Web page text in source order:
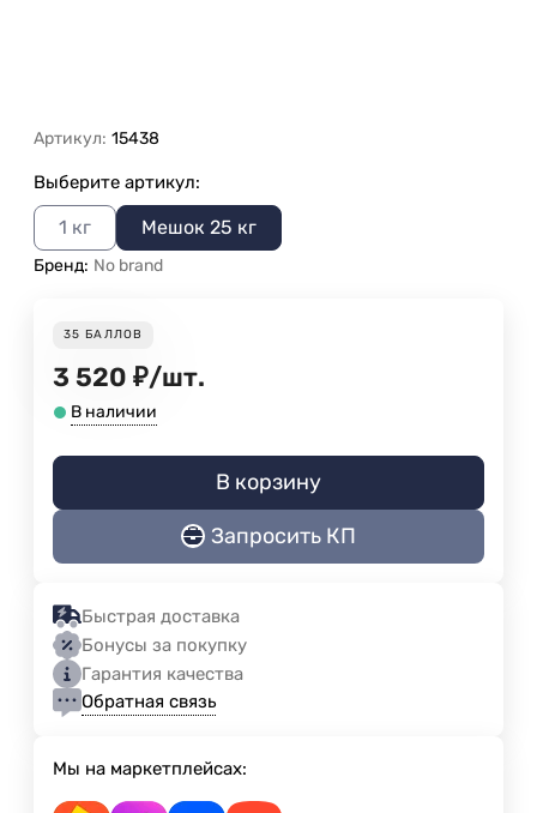
Артикул: 15438
Выберите артикул:
1 кг Мешок 25 кг
Бренд: No brand
35 БАЛЛОВ
3 520 ₽/шт.
В наличии
В корзину
Запросить КП
Быстрая доставка
Бонусы за покупку
Гарантия качества
Обратная связь
Мы на маркетплейсах: